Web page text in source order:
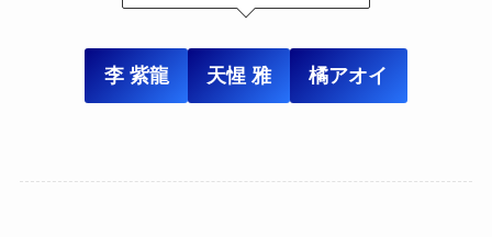
李 紫龍 天惺 雅 橘アオイ